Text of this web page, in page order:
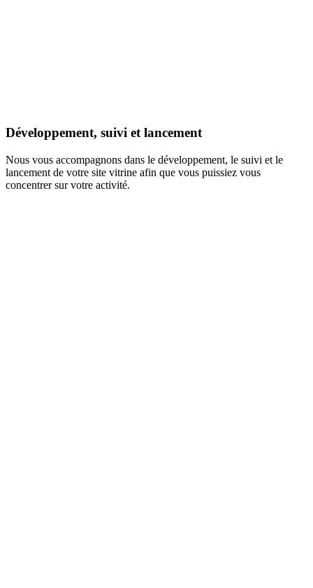
Développement, suivi et lancement
Nous vous accompagnons dans le développement, le suivi et le
lancement de votre site vitrine afin que vous puissiez vous
concentrer sur votre activité.